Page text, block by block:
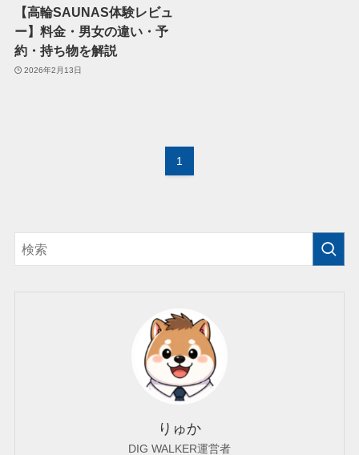
【高輪SAUNAS体験レビュ
ー】料金・男女の違い・予
約・持ち物を解説
2026年2月13日
1
りゅか
DIG WALKER運営者